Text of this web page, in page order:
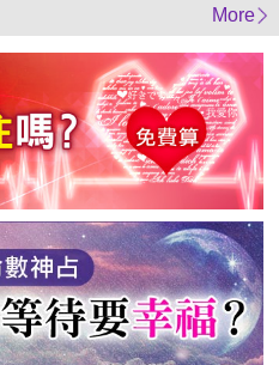
More